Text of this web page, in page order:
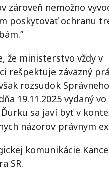
zároveň nemožno
poskytovať ochranu
že ministerstvo vždy v
rešpektuje záväzný
rozsudok
19.11.2025 vydaný vo
sa javí byť v
názorov právnym
komunikácie
SR.